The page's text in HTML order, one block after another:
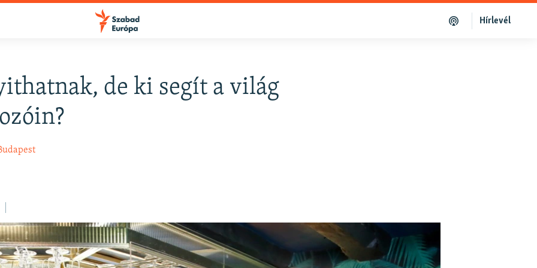
Hírlevél
de ki segít a világ